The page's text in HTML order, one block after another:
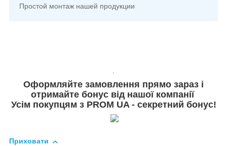
Простой монтаж нашей продукции
.
Оформляйте замовлення прямо зараз і
отримайте бонус від нашої компанії
Усім покупцям з PROM UA - секретний бонус!
Приховати